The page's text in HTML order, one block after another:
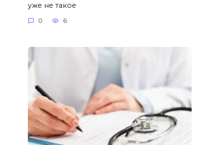
уже не такое
0 6